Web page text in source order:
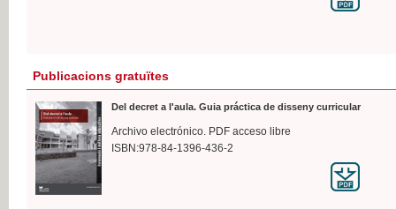
Publicacions gratuïtes
Del decret a l'aula. Guia práctica de disseny curricular
Archivo electrónico. PDF acceso libre
ISBN:978-84-1396-436-2